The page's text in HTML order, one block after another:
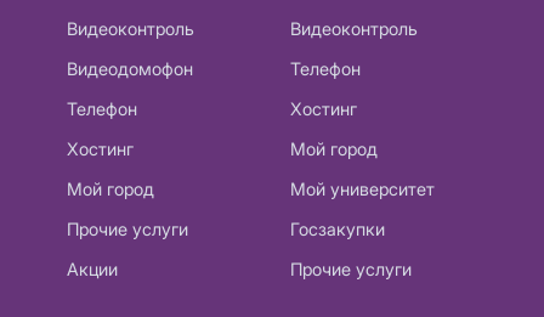
Видеоконтроль
Видеодомофон
Телефон
Хостинг
Мой город
Прочие услуги
Акции
Видеоконтроль
Телефон
Хостинг
Мой город
Мой университет
Госзакупки
Прочие услуги